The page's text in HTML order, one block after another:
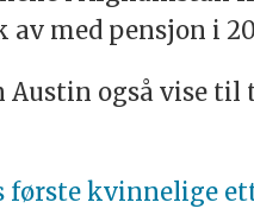
med pensjon i
også vise til
første kvinnelige